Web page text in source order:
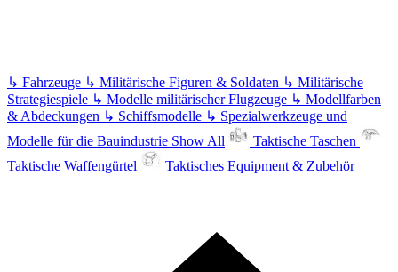
↳ Fahrzeuge ↳ Militärische Figuren & Soldaten ↳ Militärische
Strategiespiele ↳ Modelle militärischer Flugzeuge ↳ Modellfarben
& Abdeckungen ↳ Schiffsmodelle ↳ Spezialwerkzeuge und
Modelle für die Bauindustrie Show All
Taktische Taschen
Taktische Waffengürtel
Taktisches Equipment & Zubehör